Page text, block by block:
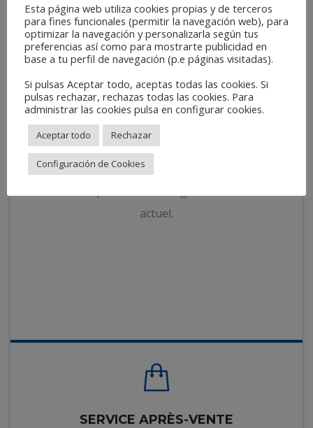
DISTRIBUTION
Notre réseau de distribution est international.
Nous sommes présents dans plus de 50 pays,
situés sur les cinq continents. Nos délais de
actuel.
SERVICE APRÈS-VENTE
Esta página web utiliza cookies propias y de terceros
para fines funcionales (permitir la navegación web), para
optimizar la navegación y personalizarla según tus
preferencias así como para mostrarte publicidad en
base a tu perfil de navegación (p.e páginas visitadas).
Si pulsas Aceptar todo, aceptas todas las cookies. Si
pulsas rechazar, rechazas todas las cookies. Para
administrar las cookies pulsa en configurar cookies.
Aceptar todo Rechazar
Configuración de Cookies